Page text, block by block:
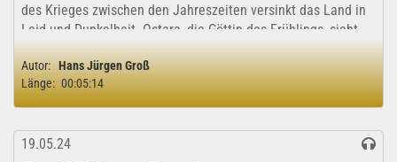
des Krieges zwischen den Jahreszeiten versinkt das Land in
Leid und Dunkelheit. Ostara, die Göttin des Frühlings, sieht
die Not der Menschen...
Autor: Hans Jürgen Groß
Länge: 00:05:14
19.05.24